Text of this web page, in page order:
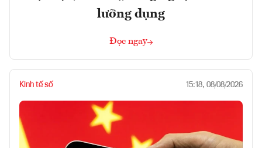
lưỡng dụng
Đọc ngay
Kinh tế số 15:18, 08/08/2026